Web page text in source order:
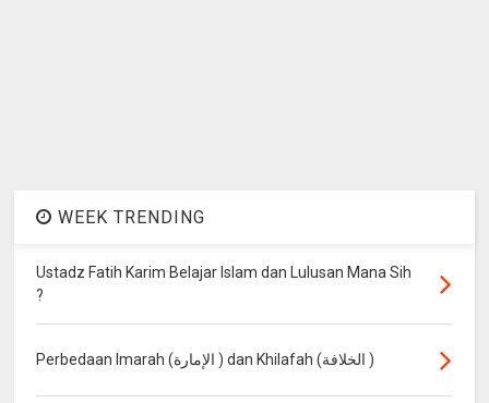
WEEK TRENDING
Ustadz Fatih Karim Belajar Islam dan Lulusan Mana Sih
?
Perbedaan Imarah (الإمارة ) dan Khilafah (الخلافة )